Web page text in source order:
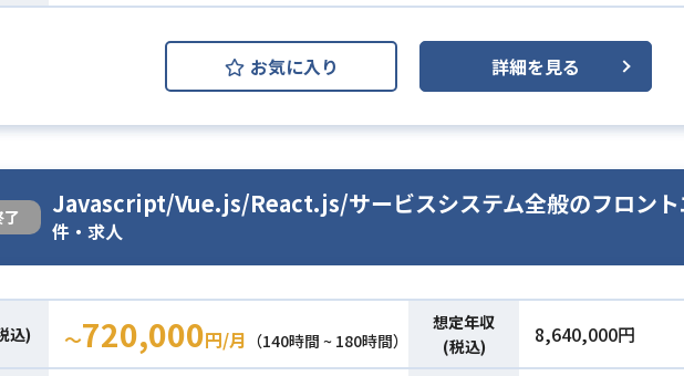
お気に入り 詳細を見る
Javascript/Vue.js/React.js/サービスシステム全般のフロント
件・求人
込) 〜720,000円/月 （140時間 ~ 180時間）
想定年収
(税込)
8,640,000円